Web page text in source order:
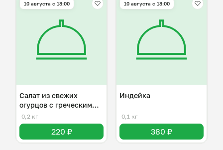
10 августа с 18:00
Салат из свежих
огурцов с греческим
йогуртом
0,2 кг
220 ₽
10 августа с 18:00
Индейка
0,1 кг
380 ₽